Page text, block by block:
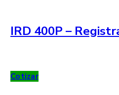
IRD 400P –
Cotizar